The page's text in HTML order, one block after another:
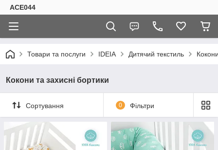
ACE044
Товари та послуги IDEIA Дитячий текстиль
Кокони та захисні бортики
Сортування 0 Фільтри